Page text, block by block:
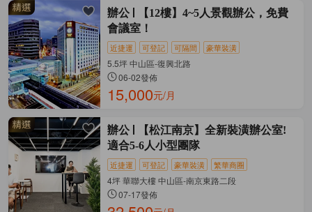
辦公
【12樓】4~5人景觀辦公，免費
會議室！
近捷運 可登記 可隔間 豪華裝潢
5.5坪 中山區-復興北路
06-02發佈
15,000元/月
辦公
【松江南京】全新裝潢辦公室!
適合5-6人小型團隊
近捷運 可登記 豪華裝潢 繁華商圈
4坪 華聯大樓 中山區-南京東路二段
07-17發佈